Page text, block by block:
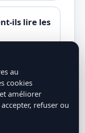
ils lire les
?
au
cookies
améliorer
refuser ou